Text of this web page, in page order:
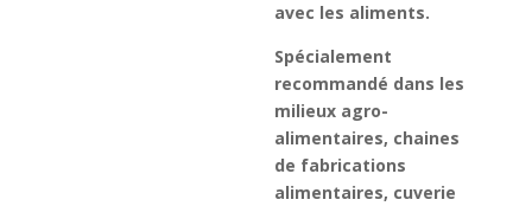
avec les aliments.
Spécialement
recommandé dans les
milieux agro-
alimentaires, chaines
de fabrications
alimentaires, cuverie